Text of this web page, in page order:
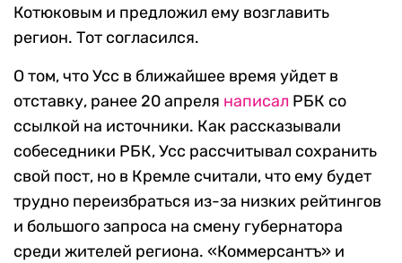
Котюковым и предложил ему возглавить
регион. Тот согласился.
О том, что Усс в ближайшее время уйдет в
отставку, ранее 20 апреля написал РБК со
ссылкой на источники. Как рассказывали
собеседники РБК, Усс рассчитывал сохранить
свой пост, но в Кремле считали, что ему будет
трудно переизбраться из-за низких рейтингов
и большого запроса на смену губернатора
среди жителей региона. «Коммерсантъ» и